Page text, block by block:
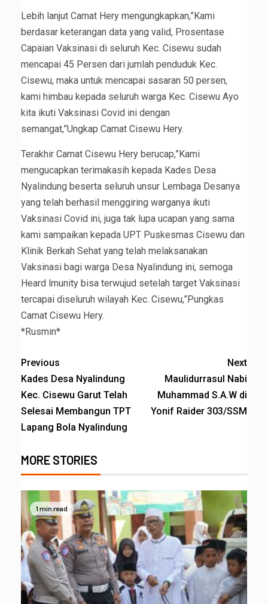
Lebih lanjut Camat Hery mengungkapkan,”Kami
berdasar keterangan data yang valid, Prosentase
Capaian Vaksinasi di seluruh Kec. Cisewu sudah
mencapai 45 Persen dari jumlah penduduk Kec.
Cisewu, maka untuk mencapai sasaran 50 persen,
kami himbau kepada seluruh warga Kec. Cisewu Ayo
kita ikuti Vaksinasi Covid ini dengan
semangat,”Ungkap Camat Cisewu Hery.
Terakhir Camat Cisewu Hery berucap,”Kami
mengucapkan terimakasih kepada Kades Desa
Nyalindung beserta seluruh unsur Lembaga Desanya
yang telah berhasil menggiring warganya ikuti
Vaksinasi Covid ini, juga tak lupa ucapan yang sama
kami sampaikan kepada UPT Puskesmas Cisewu dan
Klinik Berkah Sehat yang telah melaksanakan
Vaksinasi bagi warga Desa Nyalindung ini, semoga
Heard lmunity bisa terwujud setelah target Vaksinasi
tercapai diseluruh wilayah Kec. Cisewu,”Pungkas
Camat Cisewu Hery.
*Rusmin*
Previous
Kades Desa Nyalindung
Kec. Cisewu Garut Telah
Selesai Membangun TPT
Lapang Bola Nyalindung
Next
Maulidurrasul Nabi
Muhammad S.A.W di
Yonif Raider 303/SSM
MORE STORIES
1 min read